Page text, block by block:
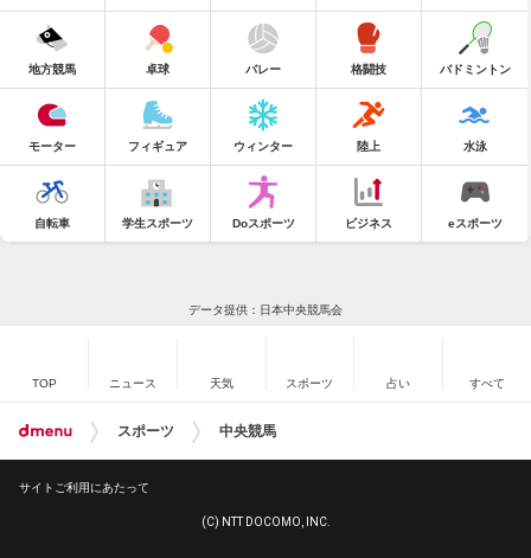
地方競馬 卓球 バレー 格闘技 バドミントン
モーター フィギュア ウィンター 陸上 水泳
自転車 学生スポーツ Doスポーツ ビジネス eスポーツ
データ提供：日本中央競馬会
TOP ニュース 天気 スポーツ 占い すべて
スポーツ 中央競馬
サイトご利用にあたって
(C) NTT DOCOMO, INC.